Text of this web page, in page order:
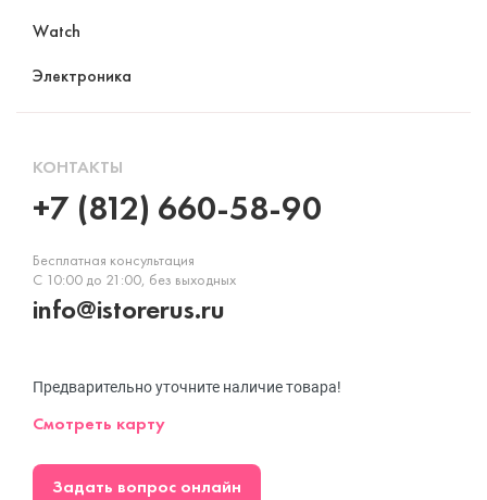
Watch
Электроника
КОНТАКТЫ
+7 (812) 660-58-90
Бесплатная консультация
С 10:00 до 21:00, без выходных
info@istorerus.ru
Предварительно уточните наличие товара!
Смотреть карту
Задать вопрос онлайн